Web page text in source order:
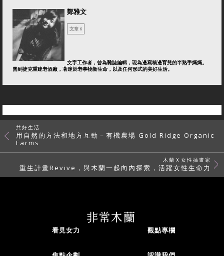
鄭雅文
文章 6
文字工作者，曾為雜誌編輯，現為邊寫稿邊育兒的半熟手媽媽。
曾到捷克重建老酒廠，著迷於老事物新生命，以及任何形式的美好生活。
共好生活
用自然的方法和地方互動－有機農場 Gold Ridge Organic
Farms
木蘭Ｘ女性插畫家
重生計畫Revive，與木蘭一起向內探索，活躍女性生命力
看見女力 觀點專欄